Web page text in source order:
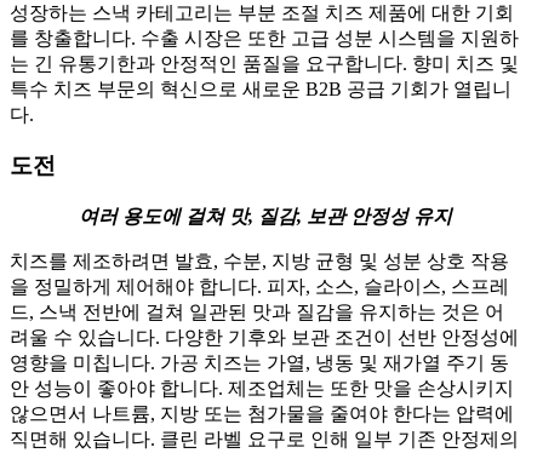
성장하는 스낵 카테고리는 부분 조절 치즈 제품에 대한 기회
를 창출합니다. 수출 시장은 또한 고급 성분 시스템을 지원하
는 긴 유통기한과 안정적인 품질을 요구합니다. 향미 치즈 및
특수 치즈 부문의 혁신으로 새로운 B2B 공급 기회가 열립니
다.
도전
여러 용도에 걸쳐 맛, 질감, 보관 안정성 유지
치즈를 제조하려면 발효, 수분, 지방 균형 및 성분 상호 작용
을 정밀하게 제어해야 합니다. 피자, 소스, 슬라이스, 스프레
드, 스낵 전반에 걸쳐 일관된 맛과 질감을 유지하는 것은 어
려울 수 있습니다. 다양한 기후와 보관 조건이 선반 안정성에
영향을 미칩니다. 가공 치즈는 가열, 냉동 및 재가열 주기 동
안 성능이 좋아야 합니다. 제조업체는 또한 맛을 손상시키지
않으면서 나트륨, 지방 또는 첨가물을 줄여야 한다는 압력에
직면해 있습니다. 클린 라벨 요구로 인해 일부 기존 안정제의